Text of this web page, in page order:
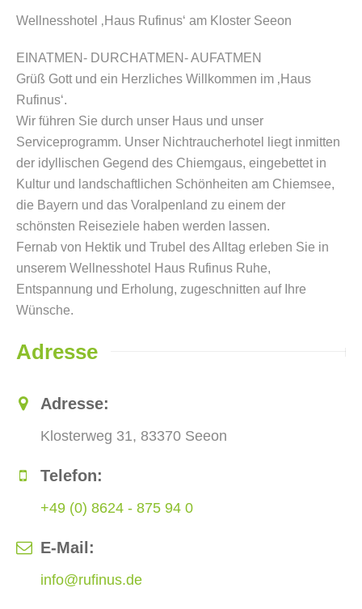
Wellnesshotel ‚Haus Rufinus‘ am Kloster Seeon
EINATMEN- DURCHATMEN- AUFATMEN
Grüß Gott und ein Herzliches Willkommen im ‚Haus
Rufinus‘.
Wir führen Sie durch unser Haus und unser
Serviceprogramm. Unser Nichtraucherhotel liegt inmitten
der idyllischen Gegend des Chiemgaus, eingebettet in
Kultur und landschaftlichen Schönheiten am Chiemsee,
die Bayern und das Voralpenland zu einem der
schönsten Reiseziele haben werden lassen.
Fernab von Hektik und Trubel des Alltag erleben Sie in
unserem Wellnesshotel Haus Rufinus Ruhe,
Entspannung und Erholung, zugeschnitten auf Ihre
Wünsche.
Adresse
Adresse:
Klosterweg 31, 83370 Seeon
Telefon:
+49 (0) 8624 - 875 94 0
E-Mail:
info@rufinus.de